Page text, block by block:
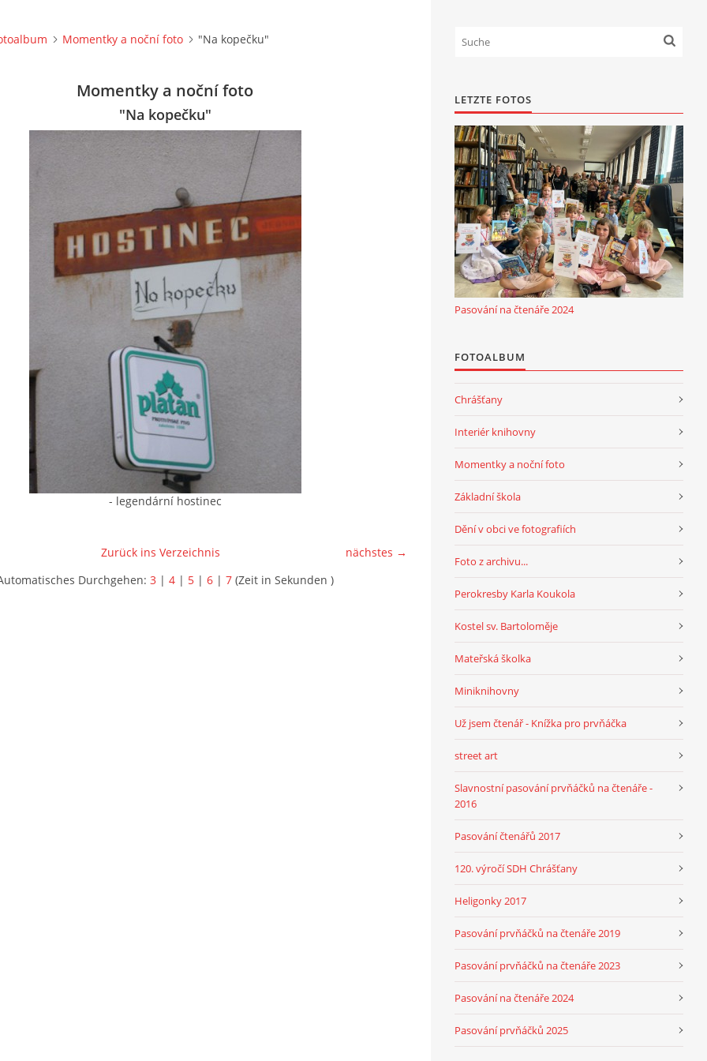
Momentky a noční foto "Na kopečku"
Momentky a noční foto
"Na kopečku"
- legendární hostinec
nächstes →
Zurück ins Verzeichnis
Durchgehen: 3| 4| 5| 6| 7(Zeit in Sekunden )
LETZTE FOTOS
Pasování na čtenáře 2024
FOTOALBUM
Chrášťany
Interiér knihovny
Momentky a noční foto
Základní škola
Dění v obci ve fotografiích
Foto z archivu...
Perokresby Karla Koukola
Kostel sv. Bartoloměje
Mateřská školka
Miniknihovny
Už jsem čtenář - Knížka pro prvňáčka
street art
Slavnostní pasování prvňáčků na čtenáře -
2016
Pasování čtenářů 2017
120. výročí SDH Chrášťany
Heligonky 2017
Pasování prvňáčků na čtenáře 2019
Pasování prvňáčků na čtenáře 2023
Pasování na čtenáře 2024
Pasování prvňáčků 2025